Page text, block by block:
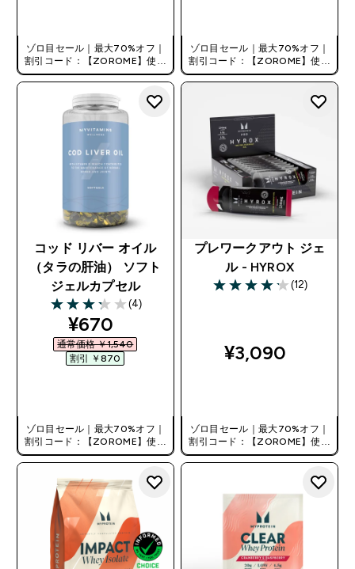
ゾロ目セール｜最大70%オフ｜
割引コード：【ZOROME】使用
で追加10%オフ！
ゾロ目セール｜最大70%オフ｜
割引コード：【ZOROME】使用
で追加10%オフ！
コッド リバー オイル
（タラの肝油） ソフト
ジェルカプセル
3.25 out of 5 stars
(4)
discounted price
¥670‎
通常価格 ￥1,540‎
割引 ￥870‎
ゾロ目セール｜最大70%オフ｜
割引コード：【ZOROME】使用
で追加10%オフ！
プレワークアウト ジェ
ル - HYROX
4.17 out of 5 stars
(12)
¥3,090‎
ゾロ目セール｜最大70%オフ｜
割引コード：【ZOROME】使用
で追加10%オフ！